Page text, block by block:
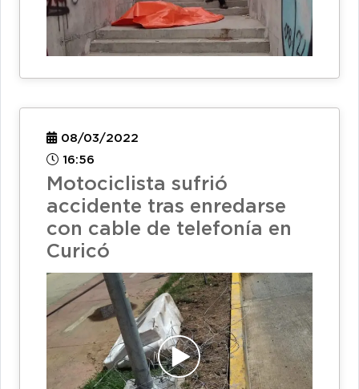
08/03/2022
16:56
Motociclista sufrió
accidente tras enredarse
con cable de telefonía en
Curicó